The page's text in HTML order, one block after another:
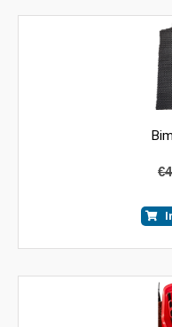
€